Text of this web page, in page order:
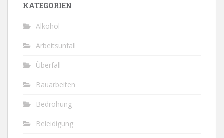
KATEGORIEN
Alkohol
Arbeitsunfall
Überfall
Bauarbeiten
Bedrohung
Beleidigung